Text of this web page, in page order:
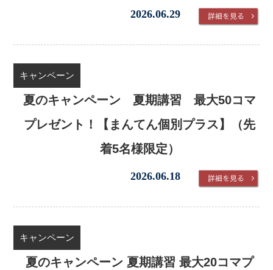
2026.06.29
キャンペーン
夏のキャンペーン 夏期講習 最大50コマ
プレゼント！【まんてん個別プラス】（先
着5名様限定）
2026.06.18
キャンペーン
夏のキャンペーン 夏期講習 最大20コマプ